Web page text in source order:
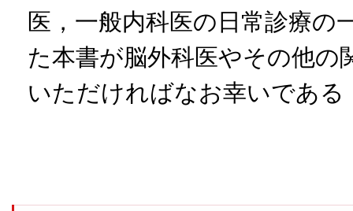
医，一般内科医の日常診療の
た本書が脳外科医やその他の
いただければなお幸いであ